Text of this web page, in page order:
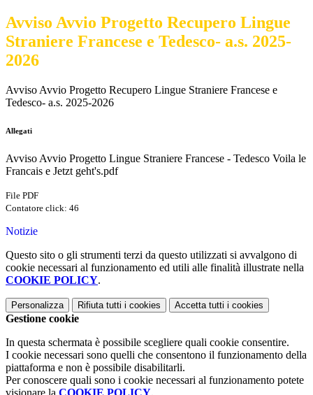
Avviso Avvio Progetto Recupero Lingue
Straniere Francese e Tedesco- a.s. 2025-
2026
Avviso Avvio Progetto Recupero Lingue Straniere Francese e
Tedesco- a.s. 2025-2026
Allegati
Avviso Avvio Progetto Lingue Straniere Francese - Tedesco Voila le
Francais e Jetzt geht's.pdf
File PDF
Contatore click: 46
Notizie
Questo sito o gli strumenti terzi da questo utilizzati si avvalgono di
cookie necessari al funzionamento ed utili alle finalità illustrate nella
COOKIE POLICY.
Personalizza Rifiuta tutti i cookies Accetta tutti i cookies
Gestione cookie
In questa schermata è possibile scegliere quali cookie consentire.
I cookie necessari sono quelli che consentono il funzionamento della
piattaforma e non è possibile disabilitarli.
Per conoscere quali sono i cookie necessari al funzionamento potete
visionare la COOKIE POLICY.